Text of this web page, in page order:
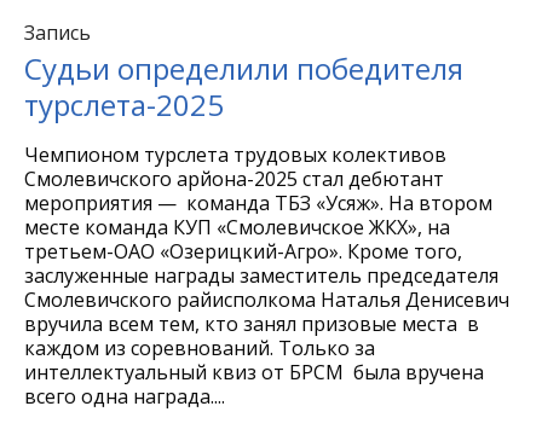
Запись
Судьи определили победителя
турслета-2025
Чемпионом турслета трудовых колективов
Смолевичского арйона-2025 стал дебютант
мероприятия — команда ТБЗ «Усяж». На втором
месте команда КУП «Смолевичское ЖКХ», на
третьем-ОАО «Озерицкий-Агро». Кроме того,
заслуженные награды заместитель председателя
Смолевичского райисполкома Наталья Денисевич
вручила всем тем, кто занял призовые места в
каждом из соревнований. Только за
интеллектуальный квиз от БРСМ была вручена
всего одна награда....